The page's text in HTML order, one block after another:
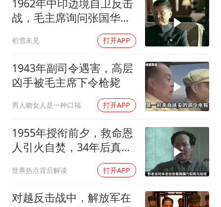
1962年中印边境自卫反击
战，毛主席询问张国华能
初雪未见 打开APP
1943年副司令遇害，高层
凶手被毛主席下令枪毙
男人吻女人是一种口福 打开APP
1955年授衔前夕，救命恩
人引火自焚，34年后真相
世界热点背后解读 打开APP
对越反击战中，解放军在